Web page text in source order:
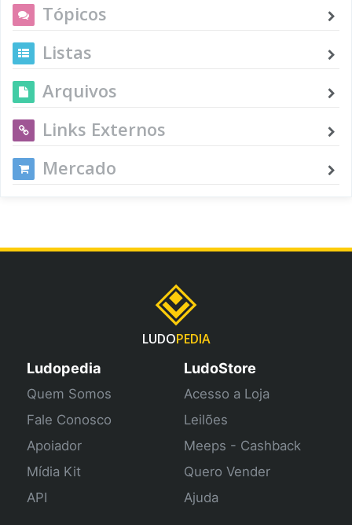
Tópicos
Listas
Arquivos
Links Externos
Mercado
LUDOPEDIA
Ludopedia
Quem Somos
Fale Conosco
Apoiador
Mídia Kit
API
LudoStore
Acesso a Loja
Leilões
Meeps - Cashback
Quero Vender
Ajuda